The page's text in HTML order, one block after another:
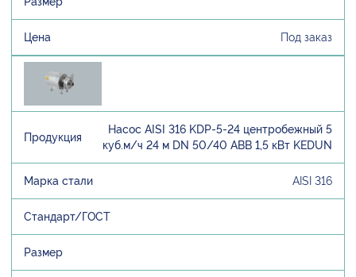
Под заказ
Насос AISI 316 KDP-5-24 центробежный 5
куб.м/ч 24 м DN 50/40 ABB 1,5 кВт KEDUN
AISI 316